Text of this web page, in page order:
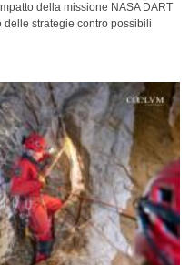
della missione NASA DART
strategie contro possibili